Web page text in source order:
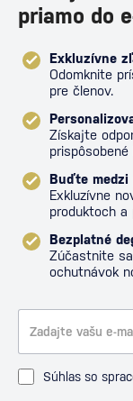
priamo do
Exkluzívne
Odomknite
pre členov.
Získajte
Buďte medzi
Exkluzívne
produktoch a
Bezplatné
Zúčastnite
ochutnávok
Súhlas so